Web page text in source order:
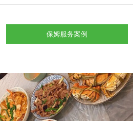
保姆服务案例